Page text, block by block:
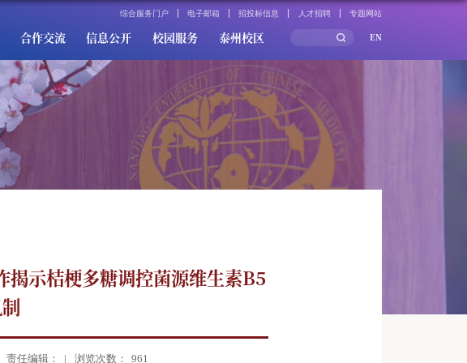
综合服务门户 电子邮箱 招投标信息 人才招聘 专题网站
合作交流 信息公开 校园服务 泰州校区 EN
示桔梗多糖调控菌源维生素B5
责任编辑： | 浏览次数： 961